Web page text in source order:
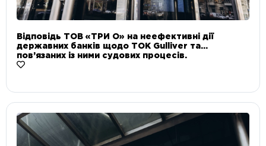
Відповідь ТОВ «ТРИ О» на неефективні дії
державних банків щодо ТОК Gulliver та
пов’язаних із ними судових процесів.